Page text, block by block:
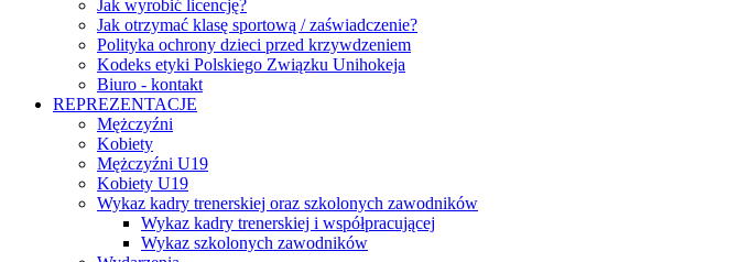
Jak wyrobić licencję?
Jak otrzymać klasę sportową / zaświadczenie?
Polityka ochrony dzieci przed krzywdzeniem
Kodeks etyki Polskiego Związku Unihokeja
Biuro - kontakt
REPREZENTACJE
Mężczyźni
Kobiety
Mężczyźni U19
Kobiety U19
Wykaz kadry trenerskiej oraz szkolonych zawodników
Wykaz kadry trenerskiej i współpracującej
Wykaz szkolonych zawodników